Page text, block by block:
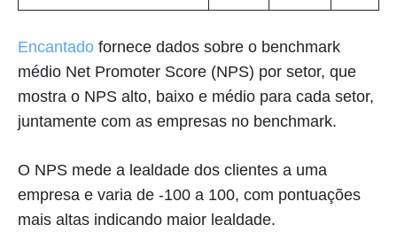
Encantado fornece dados sobre o benchmark
médio Net Promoter Score (NPS) por setor, que
mostra o NPS alto, baixo e médio para cada setor,
juntamente com as empresas no benchmark.
O NPS mede a lealdade dos clientes a uma
empresa e varia de -100 a 100, com pontuações
mais altas indicando maior lealdade.